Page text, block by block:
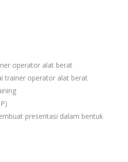
operator alat berat
trainer operator alat berat
presentasi dalam bentuk